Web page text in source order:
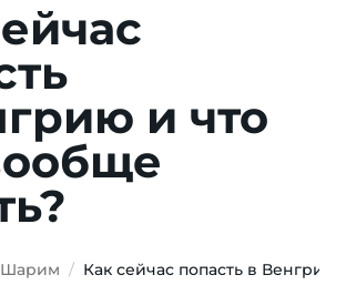
и что
Шарим Как сейчас попасть в Венгрию